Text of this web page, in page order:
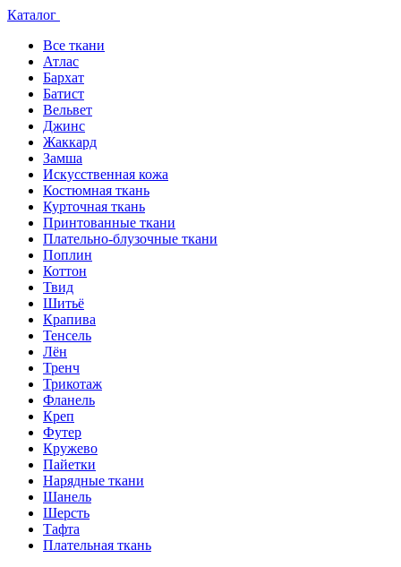
Каталог
Все ткани
Атлас
Бархат
Батист
Вельвет
Джинс
Жаккард
Замша
Искусственная кожа
Костюмная ткань
Курточная ткань
Принтованные ткани
Плательно-блузочные ткани
Поплин
Коттон
Твид
Шитьё
Крапива
Тенсель
Лён
Тренч
Трикотаж
Фланель
Креп
Футер
Кружево
Пайетки
Нарядные ткани
Шанель
Шерсть
Тафта
Плательная ткань